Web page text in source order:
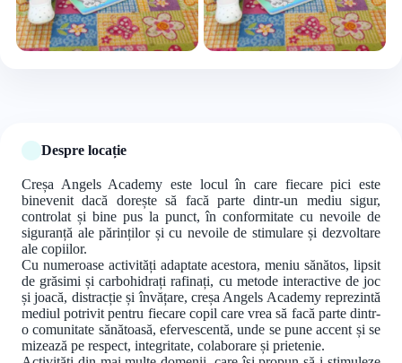
Despre locație
Creșa Angels Academy este locul în care fiecare pici este
binevenit dacă dorește să facă parte dintr-un mediu sigur,
controlat și bine pus la punct, în conformitate cu nevoile de
siguranță ale părinților și cu nevoile de stimulare și dezvoltare
ale copiilor.
Cu numeroase activități adaptate acestora, meniu sănătos, lipsit
de grăsimi și carbohidrați rafinați, cu metode interactive de joc
și joacă, distracție și învățare, creșa Angels Academy reprezintă
mediul potrivit pentru fiecare copil care vrea să facă parte dintr-
o comunitate sănătoasă, efervescentă, unde se pune accent și se
mizează pe respect, integritate, colaborare și prietenie.